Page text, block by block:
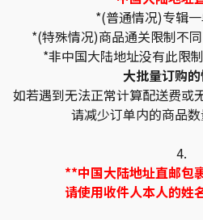
*(普通情况)专辑一
*(特殊情况)商品通关限制不
*非中国大陆地址没有此限
大批量订购的
如若遇到无法正常计算配送费或
请减少订单内的商品数
4.
**中国大陆地址直邮包
请使用收件人本人的姓